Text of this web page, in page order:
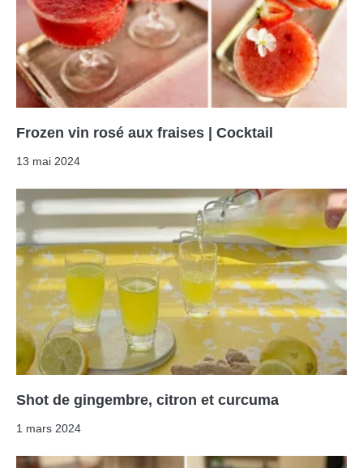
Frozen vin rosé aux fraises | Cocktail
13 mai 2024
Shot de gingembre, citron et curcuma
1 mars 2024